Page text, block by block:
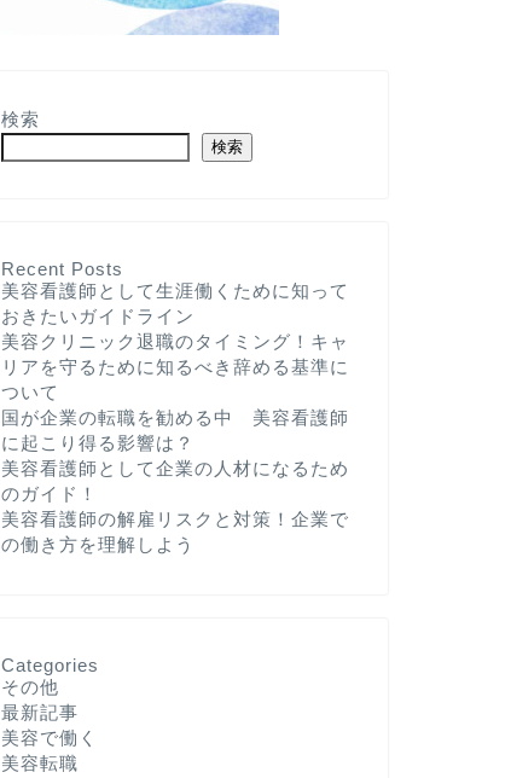
検索
検索
Recent Posts
美容看護師として生涯働くために知って
おきたいガイドライン
美容クリニック退職のタイミング！キャ
リアを守るために知るべき辞める基準に
ついて
国が企業の転職を勧める中 美容看護師
に起こり得る影響は？
美容看護師として企業の人材になるため
のガイド！
美容看護師の解雇リスクと対策！企業で
の働き方を理解しよう
Categories
その他
最新記事
美容で働く
美容転職